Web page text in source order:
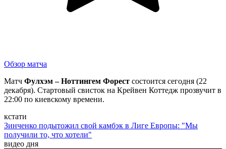
Обзор матча
Матч Фулхэм – Ноттингем Форест состоится сегодня (22
декабря). Стартовый свисток на Крейвен Коттедж прозвучит в
22:00 по киевскому времени.
кстати
Зинченко подытожил свой камбэк в Лиге Европы: "Мы
получили то, что хотели"
видео дня